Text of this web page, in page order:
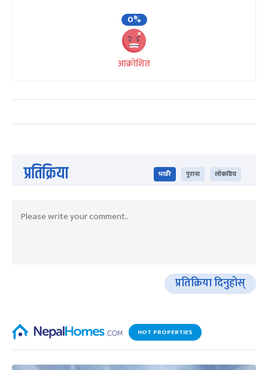
0%
आक्रोशित
प्रतिक्रिया भर्खरै पुराना लोकप्रिय
प्रतिक्रिया दिनुहोस्
HOT PROPERTIES